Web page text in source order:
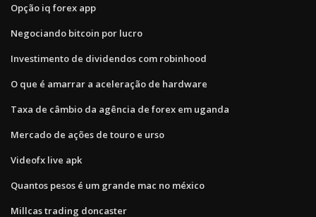
Opção iq forex app
Negociando bitcoin por lucro
Investimento de dividendos com robinhood
O que é amarrar a aceleração de hardware
Taxa de câmbio da agência de forex em uganda
Mercado de ações de touro e urso
Videofx live apk
Quantos pesos é um grande mac no méxico
Millcas trading doncaster